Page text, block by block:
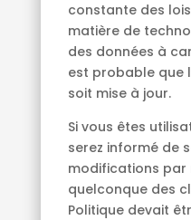
constante des
matière de
des données à
est probable que
soit mise à jour.
Si vous êtes
serez informé de
modifications par
quelconque des
Politique devait